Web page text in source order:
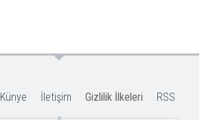
Künye İletişim Gizlilik İlkeleri RSS